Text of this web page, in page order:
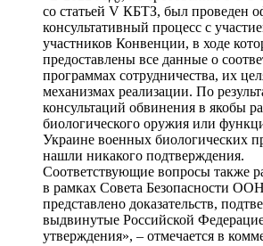
со статьей V КБТЗ, был проведен
консультативный процесс с
участников Конвенции, в ходе
предоставлены все данные о
программах сотрудничества, их
механизмах реализации. По
консультаций обвинения в якобы
биологического оружия или
Украине военных биологических
нашли никакого подтверждения.
Соответствующие вопросы также
в рамках Совета Безопасности
представлено доказательств,
выдвинутые Российской
утверждения», – отмечается в